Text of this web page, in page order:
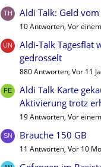
Aldi Talk: Geld
10 Antworten, Vor
Aldi-Talk Tagesflat
gedrosselt
880 Antworten, Vor 11
Aldi Talk Karte
Aktivierung trotz
19 Antworten, Vor
Brauche 150 GB
11 Antworten, Vor 10